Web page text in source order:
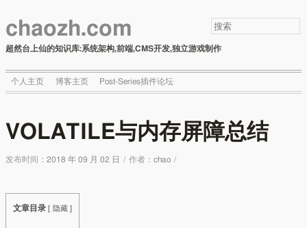
chaozh.com
超然台上仙的知识库:系统架构,前端,CMS开发,独立游戏制作
个人主页 博客主页 Post-Series插件论坛
VOLATILE与内存屏障总结
发布时间：2018 年 09 月 02 日 / 作者：chao /
文章目录 [ 隐藏 ]